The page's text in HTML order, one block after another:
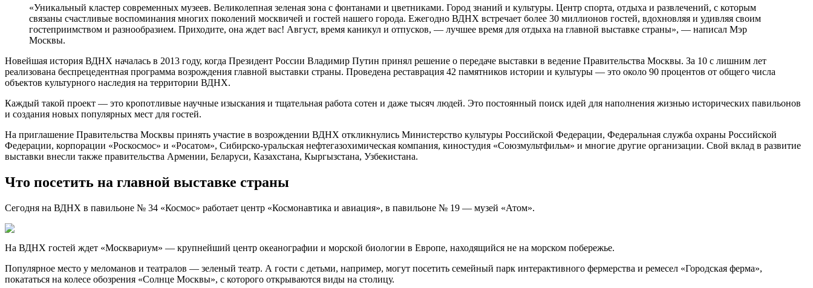
«Уникальный кластер современных музеев. Великолепная зеленая зона с фонтанами и цветниками. Город знаний и культуры. Центр спорта, отдыха и развлечений, с которым
связаны счастливые воспоминания многих поколений москвичей и гостей нашего города. Ежегодно ВДНХ встречает более 30 миллионов гостей, вдохновляя и удивляя своим
гостеприимством и разнообразием. Приходите, она ждет вас! Август, время каникул и отпусков, — лучшее время для отдыха на главной выставке страны», — написал Мэр
Москвы.
Новейшая история ВДНХ началась в 2013 году, когда Президент России Владимир Путин принял решение о передаче выставки в ведение Правительства Москвы. За 10 с лишним лет
реализована беспрецедентная программа возрождения главной выставки страны. Проведена реставрация 42 памятников истории и культуры — это около 90 процентов от общего числа
объектов культурного наследия на территории ВДНХ.
Каждый такой проект — это кропотливые научные изыскания и тщательная работа сотен и даже тысяч людей. Это постоянный поиск идей для наполнения жизнью исторических павильонов
и создания новых популярных мест для гостей.
На приглашение Правительства Москвы принять участие в возрождении ВДНХ откликнулись Министерство культуры Российской Федерации, Федеральная служба охраны Российской
Федерации, корпорации «Роскосмос» и «Росатом», Сибирско-уральская нефтегазохимическая компания, киностудия «Союзмультфильм» и многие другие организации. Свой вклад в развитие
выставки внесли также правительства Армении, Беларуси, Казахстана, Кыргызстана, Узбекистана.
Что посетить на главной выставке страны
Сегодня на ВДНХ в павильоне № 34 «Космос» работает центр «Космонавтика и авиация», в павильоне № 19 — музей «Атом».
На ВДНХ гостей ждет «Москвариум» — крупнейший центр океанографии и морской биологии в Европе, находящийся не на морском побережье.
Популярное место у меломанов и театралов — зеленый театр. А гости с детьми, например, могут посетить семейный парк интерактивного фермерства и ремесел «Городская ферма»,
покататься на колесе обозрения «Солнце Москвы», с которого открываются виды на столицу.